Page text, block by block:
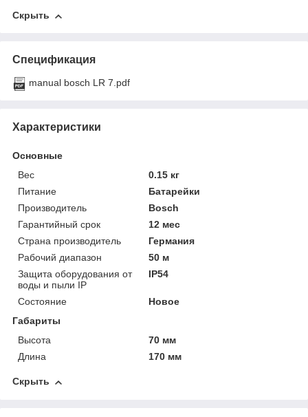
Скрыть
Спецификация
manual bosch LR 7.pdf
Характеристики
Основные
Вес
0.15 кг
Питание
Батарейки
Производитель
Bosch
Гарантийный срок
12 мес
Страна производитель
Германия
Рабочий диапазон
50 м
Защита оборудования от
воды и пыли IP
IP54
Состояние
Новое
Габариты
Высота
70 мм
Длина
170 мм
Скрыть